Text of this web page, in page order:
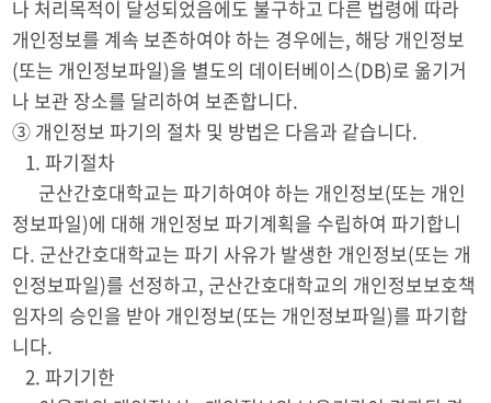
나 처리목적이 달성되었음에도 불구하고 다른 법령에 따라
개인정보를 계속 보존하여야 하는 경우에는, 해당 개인정보
(또는 개인정보파일)을 별도의 데이터베이스(DB)로 옮기거
나 보관 장소를 달리하여 보존합니다.
③ 개인정보 파기의 절차 및 방법은 다음과 같습니다.
1. 파기절차
군산간호대학교는 파기하여야 하는 개인정보(또는 개인
정보파일)에 대해 개인정보 파기계획을 수립하여 파기합니
다. 군산간호대학교는 파기 사유가 발생한 개인정보(또는 개
인정보파일)를 선정하고, 군산간호대학교의 개인정보보호책
임자의 승인을 받아 개인정보(또는 개인정보파일)를 파기합
니다.
2. 파기기한